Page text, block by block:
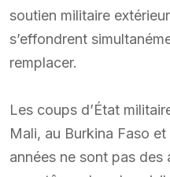
soutien militaire
s’effondrent
remplacer.
Les coups d’État
Mali, au Burkina Faso
années ne sont pas